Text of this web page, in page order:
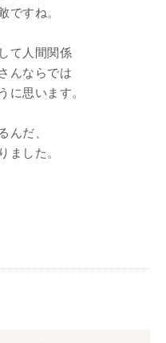
ですね。
て人間関係
んならでは
に思います。
んだ、
ました。